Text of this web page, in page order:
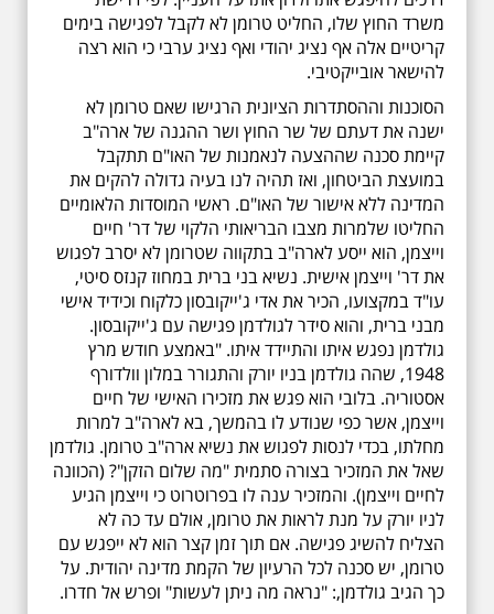
משרד החוץ שלו, החליט טרומן לא לקבל לפגישה בימים
קריטיים אלה אף נציג יהודי ואף נציג ערבי כי הוא רצה
להישאר אובייקטיבי.
הסוכנות וההסתדרות הציונית הרגישו שאם טרומן לא
ישנה את דעתם של שר החוץ ושר ההגנה של ארה"ב
קיימת סכנה שההצעה לנאמנות של האו"ם תתקבל
במועצת הביטחון, ואז תהיה לנו בעיה גדולה להקים את
המדינה ללא אישור של האו"ם. ראשי המוסדות הלאומיים
החליטו שלמרות מצבו הבריאותי הלקוי של דר' חיים
וייצמן, הוא ייסע לארה"ב בתקווה שטרומן לא יסרב לפגוש
את דר' וייצמן אישית. נשיא בני ברית במחוז קנזס סיטי,
עו"ד במקצועו, הכיר את אדי ג'ייקובסון כלקוח וכידיד אישי
מבני ברית, והוא סידר לגולדמן פגישה עם ג'ייקובסון.
גולדמן נפגש איתו והתיידד איתו. "באמצע חודש מרץ
1948, שהה גולדמן בניו יורק והתגורר במלון וולדורף
אסטוריה. בלובי הוא פגש את מזכירו האישי של חיים
וייצמן, אשר כפי שנודע לו בהמשך, בא לארה"ב למרות
מחלתו, בכדי לנסות לפגוש את נשיא ארה"ב טרומן. גולדמן
שאל את המזכיר בצורה סתמית "מה שלום הזקן"? (הכוונה
לחיים וייצמן). והמזכיר ענה לו בפרוטרוט כי וייצמן הגיע
לניו יורק על מנת לראות את טרומן, אולם עד כה לא
הצליח להשיג פגישה. אם תוך זמן קצר הוא לא ייפגש עם
טרומן, יש סכנה לכל הרעיון של הקמת מדינה יהודית. על
כך הגיב גולדמן,: "נראה מה ניתן לעשות" ופרש אל חדרו.